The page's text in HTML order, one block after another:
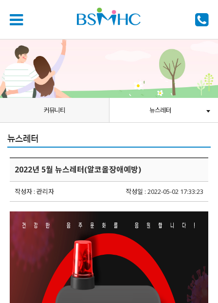
커뮤니티 뉴스레터
뉴스레터
2022년 5월 뉴스레터(알코올장애예방)
작성자 : 관리자 작성일 : 2022-05-02 17:33:23